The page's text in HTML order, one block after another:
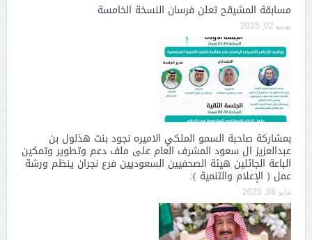
مسابقة المشيقح تعلن فرسان النسخة الخامسة
يونيو 02, 2025
بمشاركة صاحبة السمو الملكي الاميره نجود بنت هذلول بن
عبدالعزيز ال سعود المشرف العام على ملف دعم وتطوير وتمكين
الباعة الجائلين هيئة الصحفيين السعوديين فرع نجران ينظم ورشة
عمل ( الإعلام والتنمية ):
مايو 08, 2025